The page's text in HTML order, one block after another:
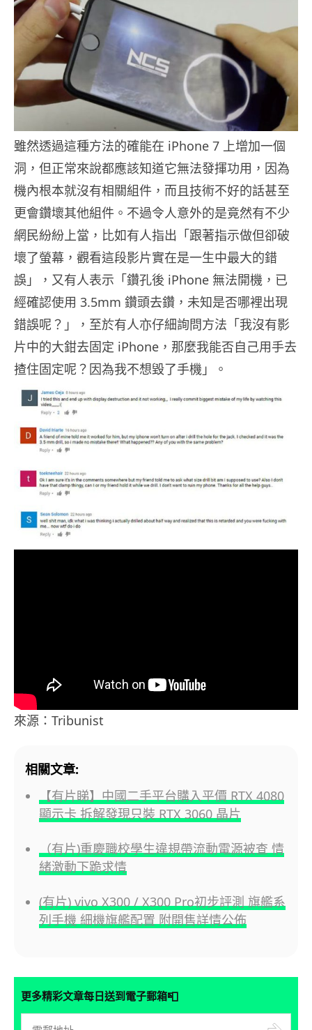
雖然透過這種方法的確能在 iPhone 7 上增加一個
洞，但正常來說都應該知道它無法發揮功用，因為
機內根本就沒有相關組件，而且技術不好的話甚至
更會鑽壞其他組件。不過令人意外的是竟然有不少
網民紛紛上當，比如有人指出「跟著指示做但卻破
壞了螢幕，觀看這段影片實在是一生中最大的錯
誤」，又有人表示「鑽孔後 iPhone 無法開機，已
經確認使用 3.5mm 鑽頭去鑽，未知是否哪裡出現
錯誤呢？」，至於有人亦仔細詢問方法「我沒有影
片中的大鉗去固定 iPhone，那麼我能否自己用手去
揸住固定呢？因為我不想毀了手機」。
來源：Tribunist
相關文章:
【有片睇】中國二手平台購入平價 RTX 4080
顯示卡 拆解發現只裝 RTX 3060 晶片
（有片)重慶職校學生違規帶流動電源被查 情
緒激動下跪求情
(有片) vivo X300 / X300 Pro初步評測 旗艦系
列手機 細機旗艦配置 附開售詳情公佈
更多精彩文章每日送到電子郵箱📮